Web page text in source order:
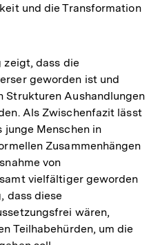
und die Transformation
zeigt, dass die
geworden ist und
Strukturen Aushandlungen
Als Zwischenfazit lässt
Menschen in
Zusammenhängen
von
vielfältiger geworden
dass diese
wären,
Teilhabehürden, um die